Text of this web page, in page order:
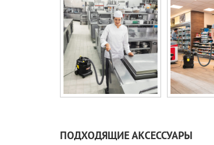
ПОДХОДЯЩИЕ АКСЕССУАРЫ